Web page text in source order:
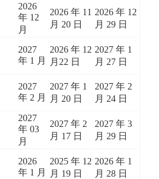
2026
年 12
月
2026 年 11
月 20 日
2026 年 12
月 29 日
2027
年 1 月
2026 年 12
月22 日
2027 年 1
月 27 日
2027
年 2 月
2027 年 1
月 20 日
2027 年 2
月 24 日
2027
年 03
月
2027 年 2
月 17 日
2027 年 3
月 29 日
2026
年 1 月
2025 年 12
月 19 日
2026 年 1
月 28 日